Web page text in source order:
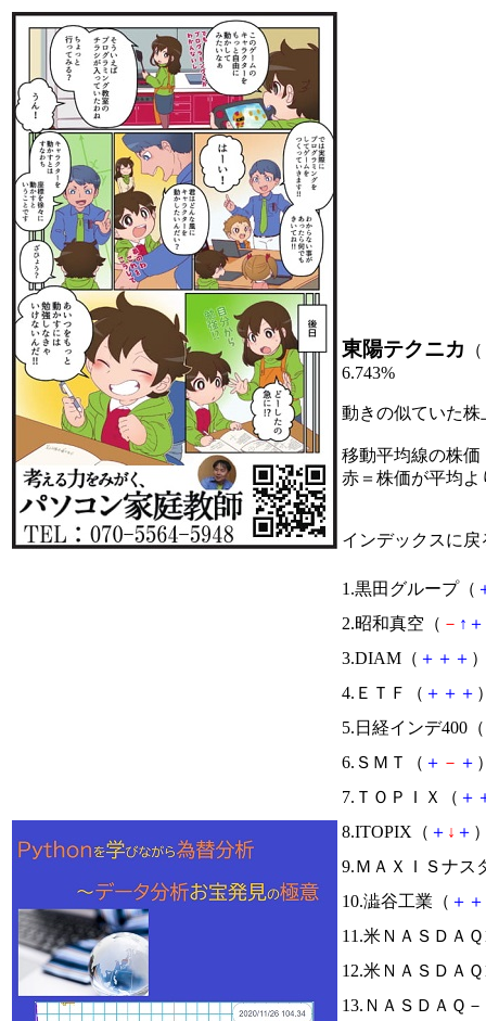
東陽テクニカ （
6.743%
動きの似ていた
移動平均線の株価
赤＝株価が平均
インデックスに戻
1.黒田グループ（
2.昭和真空（ － ↑ ＋
3.DIAM（ ＋ ＋ ＋
4.ＥＴＦ（ ＋ ＋ ＋
5.日経インデ400（
6.ＳＭＴ（ ＋ － ＋
7.ＴＯＰＩＸ（ ＋
8.ITOPIX（ ＋ ↓ ＋
9.ＭＡＸＩＳナス
10.澁谷工業（ ＋ ＋
11.米ＮＡＳＤＡ
12.米ＮＡＳＤＡ
13.ＮＡＳＤＡＱ